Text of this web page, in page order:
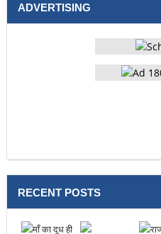
ADVERTISING
RECENT POSTS